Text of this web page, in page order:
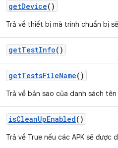
getDevice()
Trả về thiết bị mà trình chuẩn bị
getTestInfo()
getTestsFileName()
Trả về bản sao của danh sách
isCleanUpEnabled()
Trả về True nếu các APK sẽ